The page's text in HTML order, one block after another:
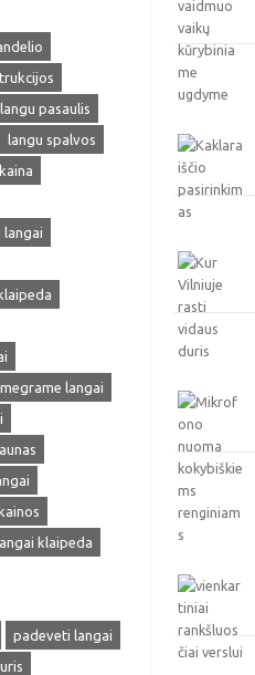
langu pasaulis
langu spalvos
langai
megrame langai
klaipeda
padeveti langai